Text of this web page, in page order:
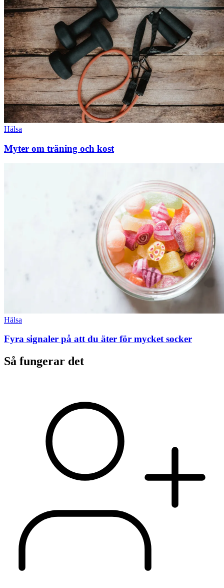
Hälsa
Myter om träning och kost
Hälsa
Fyra signaler på att du äter för mycket socker
Så fungerar det